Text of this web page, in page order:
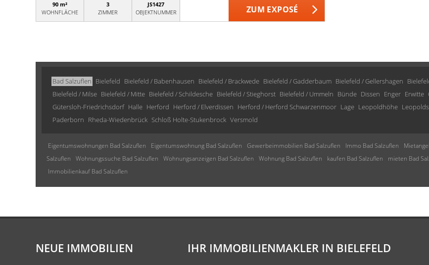
90 m²
WOHNFLÄCHE
3
ZIMMER
JS1427
OBJEKTNUMMER
ZUM EXPOSÉ
Bad Salzuflen Bielefeld Bielefeld / Babenhausen Bielefeld / Brackwede Bielefeld / Gadderbaum Bielefeld / Gellershagen
Bielefeld / Milse Bielefeld / Mitte Bielefeld / Schildesche Bielefeld / Stieghorst Bielefeld / Ummeln Bünde Dissen Enger Erwitte
Gütersloh-Friedrichsdorf Halle Herford Herford / Elverdissen Herford / Herford Schwarzenmoor Lage Leopoldhöhe
Paderborn Rheda-Wiedenbrück Schloß Holte-Stukenbrock Versmold
Eigentumswohnungen Bad Salzuflen Eigentumswohnung Bad Salzuflen Gewerbeimmobilien Bad Salzuflen Immo Bad Salzuflen
Salzuflen
Wohnungssuche Bad Salzuflen Wohnungsanzeigen Bad Salzuflen Wohnung Bad Salzuflen kaufen Bad Salzuflen mieten Bad
Immobilienkauf Bad Salzuflen
NEUE IMMOBILIEN IHR IMMOBILIENMAKLER IN BIELEFELD